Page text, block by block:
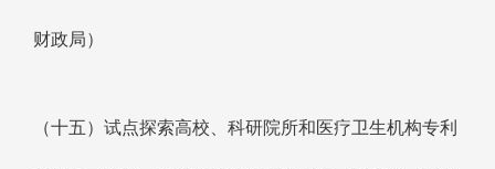
财政局）
（十五）试点探索高校、科研院所和医疗卫生机构专利